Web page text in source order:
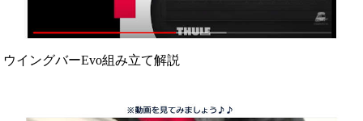
ウイングバーEvo組み立て解説